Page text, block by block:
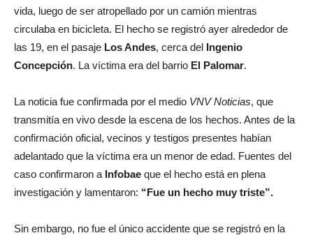
vida, luego de ser atropellado por un camión mientras
circulaba en bicicleta. El hecho se registró ayer alrededor de
las 19, en el pasaje Los Andes, cerca del Ingenio
Concepción. La víctima era del barrio El Palomar.
La noticia fue confirmada por el medio VNV Noticias, que
transmitía en vivo desde la escena de los hechos. Antes de la
confirmación oficial, vecinos y testigos presentes habían
adelantado que la víctima era un menor de edad. Fuentes del
caso confirmaron a Infobae que el hecho está en plena
investigación y lamentaron: “Fue un hecho muy triste”.
Sin embargo, no fue el único accidente que se registró en la